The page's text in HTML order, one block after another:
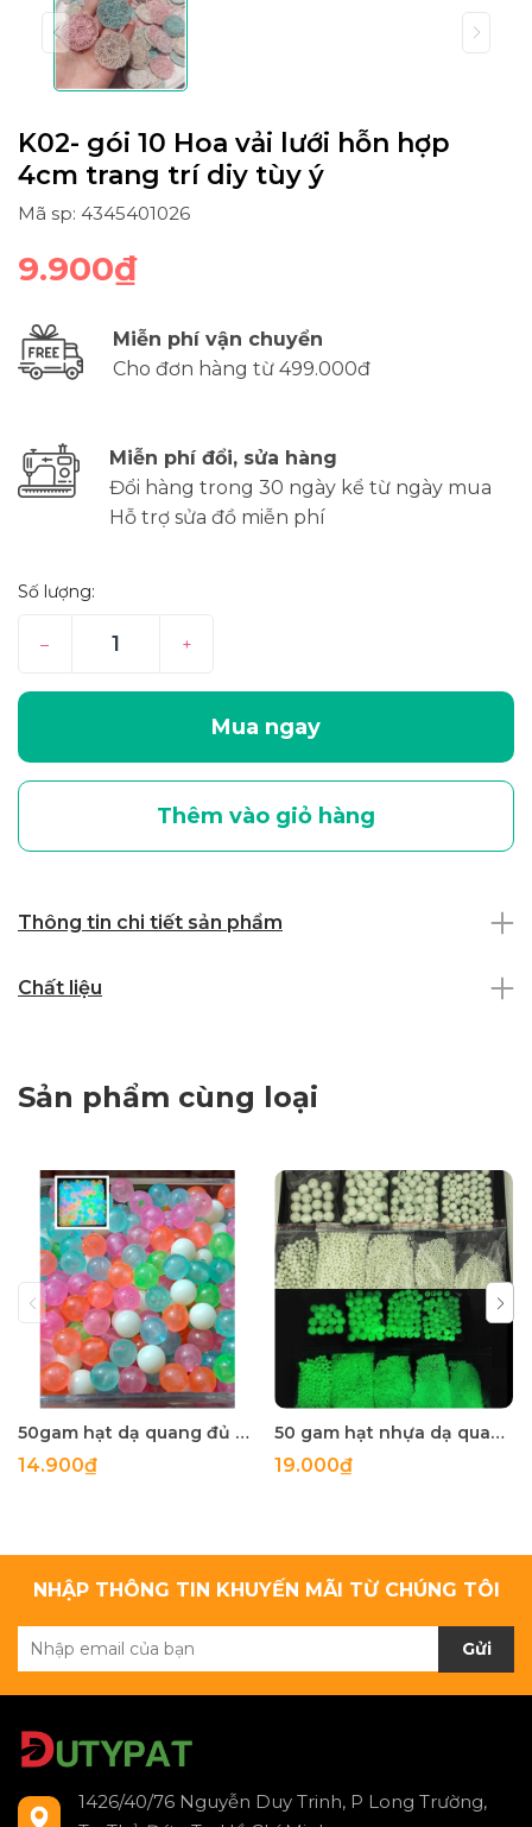
K02- gói 10 Hoa vải lưới hỗn hợp
4cm trang trí diy tùy ý
Mã sp: 4345401026
9.900₫
Miễn phí vận chuyển
Cho đơn hàng từ 499.000đ
Miễn phí đổi, sửa hàng
Đổi hàng trong 30 ngày kể từ ngày mua
Hỗ trợ sửa đồ miễn phí
Số lượng:
– +
Mua ngay
Thêm vào giỏ hàng
Thông tin chi tiết sản phẩm
Chất liệu
Sản phẩm cùng loại
50gam hạt dạ quang đủ màu 6mm, 8mm, 10mm, 12mm, hạt nhựa tròn
14.900₫
50 gam hạt nhựa dạ quang tròn đủ size 4mm, 5mm, 6mm, 8mm, 10mm, 12mm, 14mm, 16mm ,18mm , 10mm, 22mm, 25mm
19.000₫
NHẬP THÔNG TIN KHUYẾN MÃI TỪ CHÚNG TÔI
Gửi
1426/40/76 Nguyễn Duy Trinh, P Long Trường,